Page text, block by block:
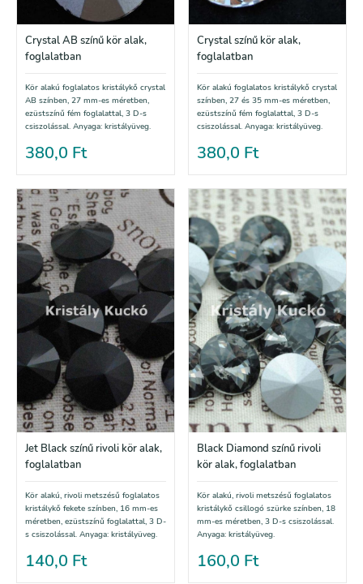
Crystal AB színű kör alak,
foglalatban
Kör alakú foglalatos kristálykő crystal
AB színben, 27 mm-es méretben,
ezüstszínű fém foglalattal, 3 D-s
csiszolással. Anyaga: kristályüveg.
380,0 Ft
Crystal színű kör alak,
foglalatban
Kör alakú foglalatos kristálykő crystal
színben, 27 és 35 mm-es méretben,
ezüstszínű fém foglalattal, 3 D-s
csiszolással. Anyaga: kristályüveg.
380,0 Ft
Jet Black színű rivoli kör alak,
foglalatban
Kör alakú, rivoli metszésű foglalatos
kristálykő fekete színben, 16 mm-es
méretben, ezüstszínű foglalattal, 3 D-
s csiszolással. Anyaga: kristályüveg.
140,0 Ft
Black Diamond színű rivoli
kör alak, foglalatban
Kör alakú, rivoli metszésű foglalatos
kristálykő csillogó szürke színben, 18
mm-es méretben, 3 D-s csiszolással.
Anyaga: kristályüveg.
160,0 Ft